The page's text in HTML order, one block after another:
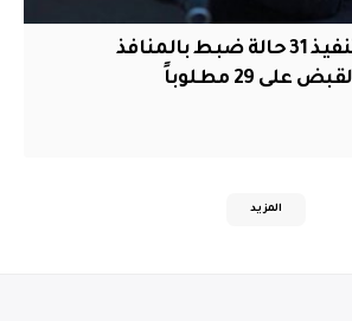
الأمن الوطني: تنفيذ 31 حالة ضبط بالمنافذ
29 مطلوباً
المزيد